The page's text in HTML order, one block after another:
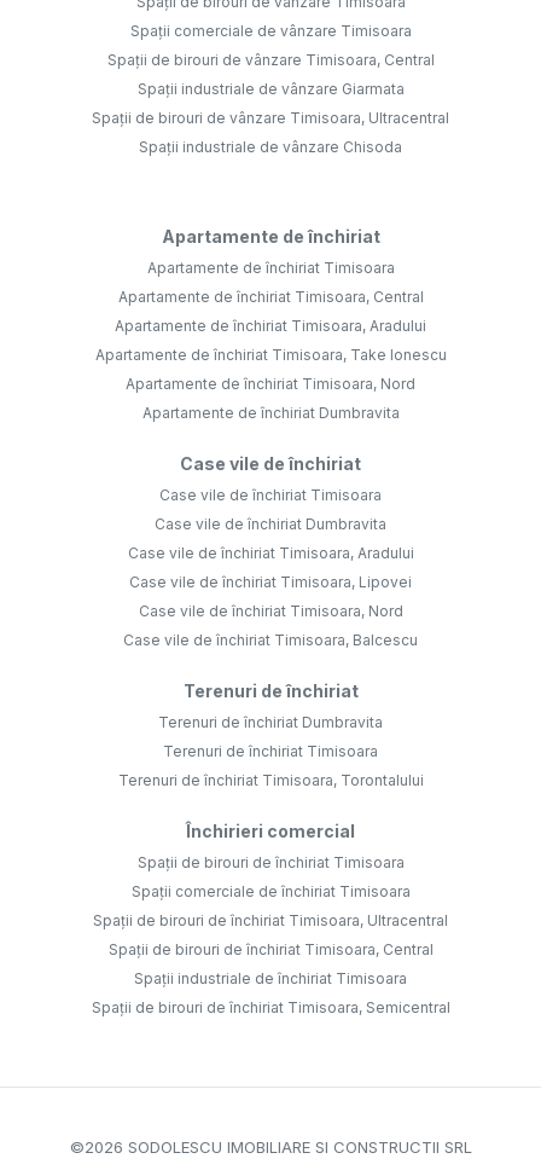
Spații comerciale de vânzare Timisoara
Spații de birouri de vânzare Timisoara, Central
Spații industriale de vânzare Giarmata
Spații de birouri de vânzare Timisoara, Ultracentral
Spații industriale de vânzare Chisoda
Apartamente de închiriat
Apartamente de închiriat Timisoara
Apartamente de închiriat Timisoara, Central
Apartamente de închiriat Timisoara, Aradului
Apartamente de închiriat Timisoara, Take Ionescu
Apartamente de închiriat Timisoara, Nord
Apartamente de închiriat Dumbravita
Case vile de închiriat
Case vile de închiriat Timisoara
Case vile de închiriat Dumbravita
Case vile de închiriat Timisoara, Aradului
Case vile de închiriat Timisoara, Lipovei
Case vile de închiriat Timisoara, Nord
Case vile de închiriat Timisoara, Balcescu
Terenuri de închiriat
Terenuri de închiriat Dumbravita
Terenuri de închiriat Timisoara
Terenuri de închiriat Timisoara, Torontalului
Închirieri comercial
Spații de birouri de închiriat Timisoara
Spații comerciale de închiriat Timisoara
Spații de birouri de închiriat Timisoara, Ultracentral
Spații de birouri de închiriat Timisoara, Central
Spații industriale de închiriat Timisoara
Spații de birouri de închiriat Timisoara, Semicentral
©2026 SODOLESCU IMOBILIARE SI CONSTRUCTII SRL